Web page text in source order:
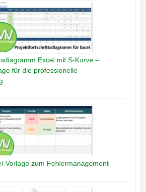
Excel mit S-Kurve –
für die professionelle
Vorlage zum Fehlermanagement